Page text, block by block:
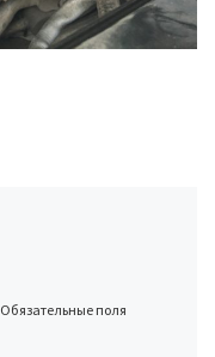
Обязательные поля